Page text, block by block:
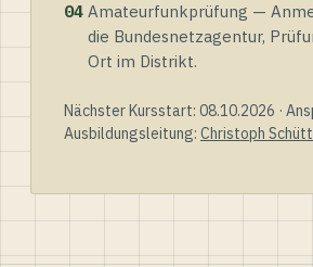
04 Amateurfunkprüfung —
die Bundesnetzagentur,
Ort im Distrikt.
Nächster Kursstart: 08.10.2026 ·
Ausbildungsleitung: Christoph